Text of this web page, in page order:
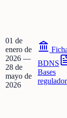
01 de
enero de
2026 —
28 de
mayo de
2026
BDNS
Bases